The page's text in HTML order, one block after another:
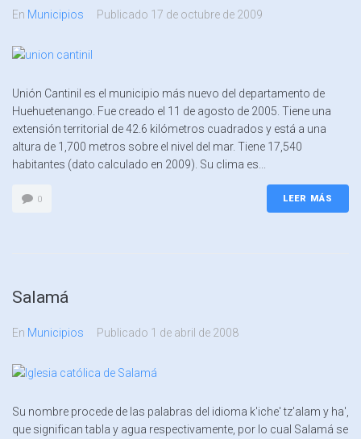
En Municipios Publicado 17 de octubre de 2009
Unión Cantinil es el municipio más nuevo del departamento de
Huehuetenango. Fue creado el 11 de agosto de 2005. Tiene una
extensión territorial de 42.6 kilómetros cuadrados y está a una
altura de 1,700 metros sobre el nivel del mar. Tiene 17,540
habitantes (dato calculado en 2009). Su clima es...
0 LEER MÁS
Salamá
En Municipios Publicado 1 de abril de 2008
Su nombre procede de las palabras del idioma k'iche' tz'alam y ha',
que significan tabla y agua respectivamente, por lo cual Salamá se